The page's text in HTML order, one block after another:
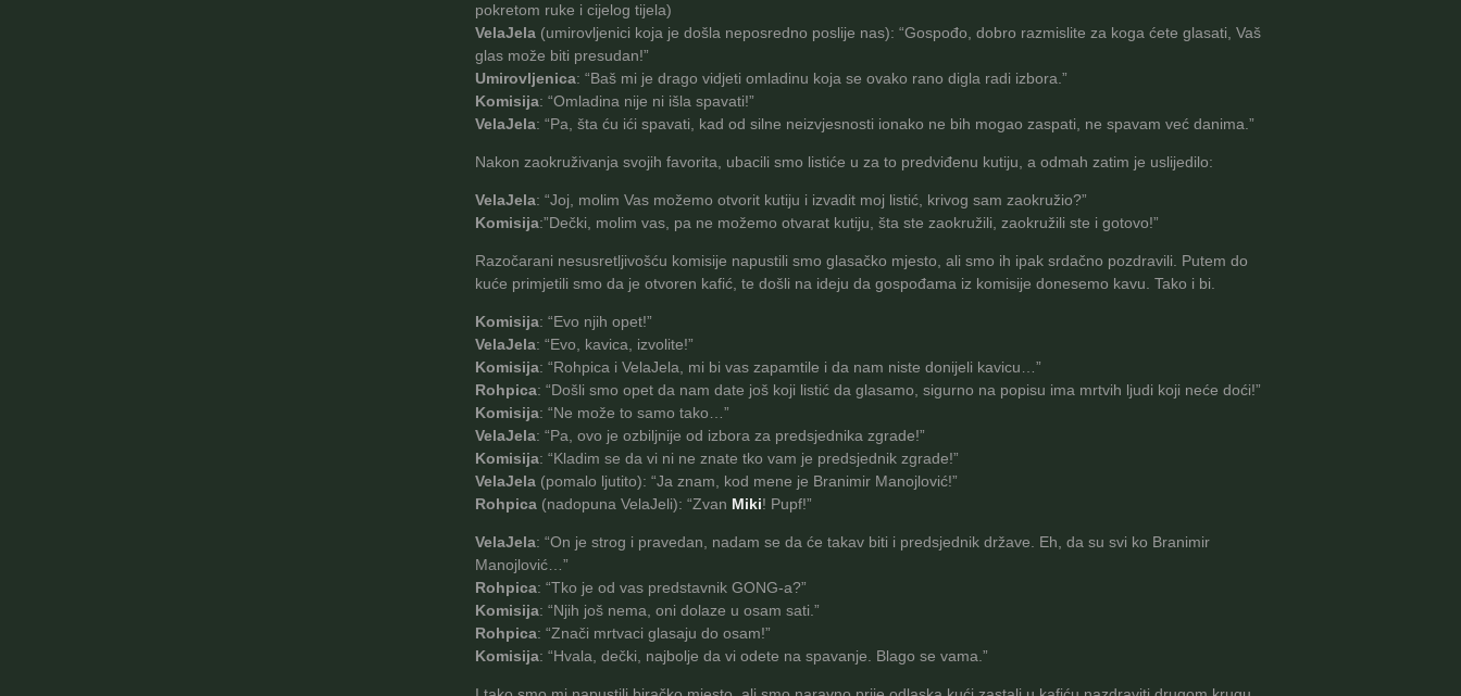
pokretom ruke i cijelog tijela)
VelaJela (umirovljenici koja je došla neposredno poslije nas): “Gospođo, dobro razmislite za koga ćete glasati, Vaš
glas može biti presudan!”
Umirovljenica: “Baš mi je drago vidjeti omladinu koja se ovako rano digla radi izbora.”
Komisija: “Omladina nije ni išla spavati!”
VelaJela: “Pa, šta ću ići spavati, kad od silne neizvjesnosti ionako ne bih mogao zaspati, ne spavam već danima.”
Nakon zaokruživanja svojih favorita, ubacili smo listiće u za to predviđenu kutiju, a odmah zatim je uslijedilo:
VelaJela: “Joj, molim Vas možemo otvorit kutiju i izvadit moj listić, krivog sam zaokružio?”
Komisija:”Dečki, molim vas, pa ne možemo otvarat kutiju, šta ste zaokružili, zaokružili ste i gotovo!”
Razočarani nesusretljivošću komisije napustili smo glasačko mjesto, ali smo ih ipak srdačno pozdravili. Putem do
kuće primjetili smo da je otvoren kafić, te došli na ideju da gospođama iz komisije donesemo kavu. Tako i bi.
Komisija: “Evo njih opet!”
VelaJela: “Evo, kavica, izvolite!”
Komisija: “Rohpica i VelaJela, mi bi vas zapamtile i da nam niste donijeli kavicu…”
Rohpica: “Došli smo opet da nam date još koji listić da glasamo, sigurno na popisu ima mrtvih ljudi koji neće doći!”
Komisija: “Ne može to samo tako…”
VelaJela: “Pa, ovo je ozbiljnije od izbora za predsjednika zgrade!”
Komisija: “Kladim se da vi ni ne znate tko vam je predsjednik zgrade!”
VelaJela (pomalo ljutito): “Ja znam, kod mene je Branimir Manojlović!”
Rohpica (nadopuna VelaJeli): “Zvan Miki! Pupf!”
VelaJela: “On je strog i pravedan, nadam se da će takav biti i predsjednik države. Eh, da su svi ko Branimir
Manojlović…”
Rohpica: “Tko je od vas predstavnik GONG-a?”
Komisija: “Njih još nema, oni dolaze u osam sati.”
Rohpica: “Znači mrtvaci glasaju do osam!”
Komisija: “Hvala, dečki, najbolje da vi odete na spavanje. Blago se vama.”